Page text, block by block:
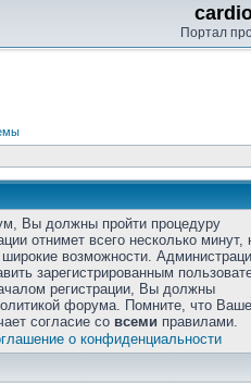
Портал
Вы должны пройти процедуру
отнимет всего несколько минут,
возможности.
зарегистрированным
регистрации, Вы должны
форума. Помните, что Ваше
согласие со всеми правилами.
о конфиденциальности